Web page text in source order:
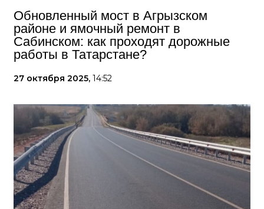
Обновленный мост в Агрызском
районе и ямочный ремонт в
Сабинском: как проходят дорожные
работы в Татарстане?
27 октября 2025, 14:52